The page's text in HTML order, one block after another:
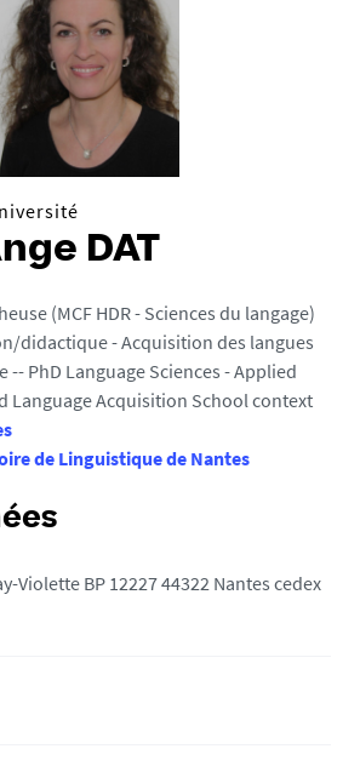
DAT
(MCF HDR - Sciences du langage)
didactique - Acquisition des langues
-- PhD Language Sciences - Applied
Language Acquisition School context
de Linguistique de Nantes
Violette BP 12227 44322 Nantes cedex